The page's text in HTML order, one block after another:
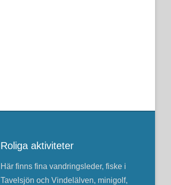
Roliga aktiviteter
Här finns fina vandringsleder, fiske i
Tavelsjön och Vindelälven, minigolf,